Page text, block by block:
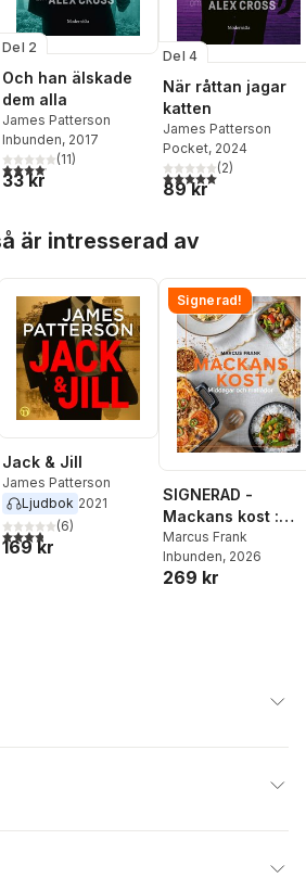
röster:
Del 2
Och han älskade
dem alla
James Patterson
Inbunden, 2017
4,1utav 5 stjärnor. Totalt antal röster:
(11)
33 kr
Del 4
När råttan jagar
katten
James Patterson
Pocket, 2024
5,0utav 5 stjärnor.
(2)
89 kr
är intresserad av
röster:
Jack & Jill
James Patterson
Ljudbok 2021
3,8utav 5 stjärnor. Totalt antal röster:
(6)
169 kr
Signerad!
SIGNERAD -
Mackans kost :
Middagar och
matlådor
Marcus Frank
Inbunden, 2026
269 kr